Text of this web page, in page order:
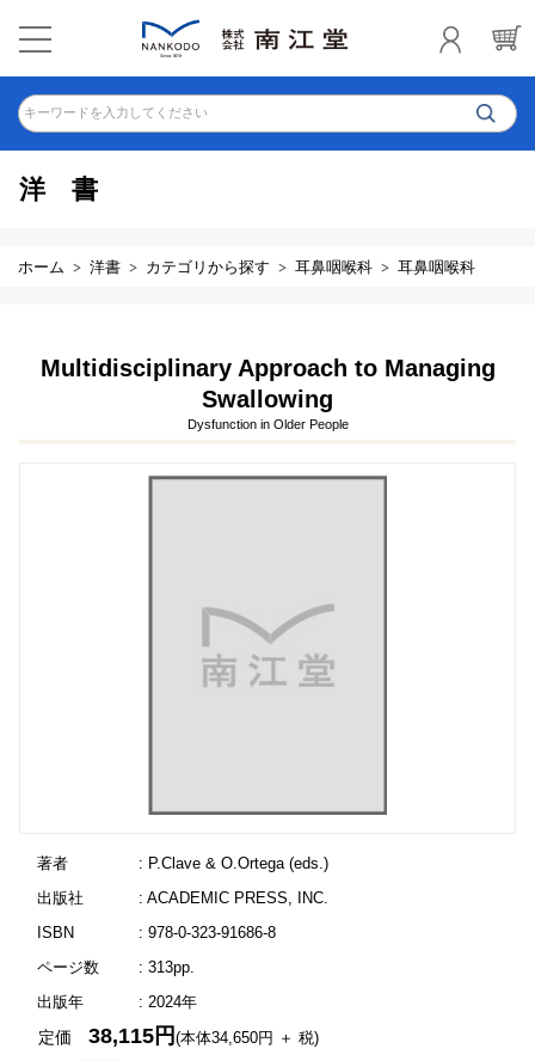
キーワードを入力してください
洋書
ホーム 洋書 カテゴリから探す 耳鼻咽喉科 耳鼻咽喉科
Multidisciplinary Approach to Managing
Swallowing
Dysfunction in Older People
著者
: P.Clave & O.Ortega (eds.)
出版社
: ACADEMIC PRESS, INC.
ISBN
: 978-0-323-91686-8
ページ数
: 313pp.
出版年
: 2024年
定価38,115円(本体34,650円 ＋ 税)